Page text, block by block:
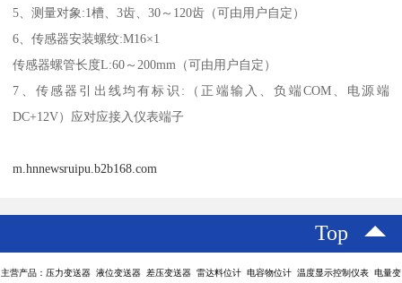
5、测量对象:1槽、3齿、30～120齿（可由用户自定）
6、传感器安装螺纹:M16×1
传感器螺管长度L:60～200mm（可由用户自定）
7、传感器引出线均有标识:（正端输入、负端COM、电源端
DC+12V）应对应接入仪表端子
m.hnnewsruipu.b2b168.com
Top
主营产品：压力变送器 液位变送器 差压变送器 雷达料位计 电容物位计 温度显示控制仪表 电量变